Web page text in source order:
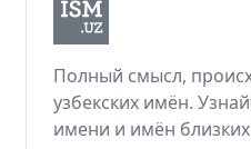
Полный смысл,
узбекских имён.
имени и имён